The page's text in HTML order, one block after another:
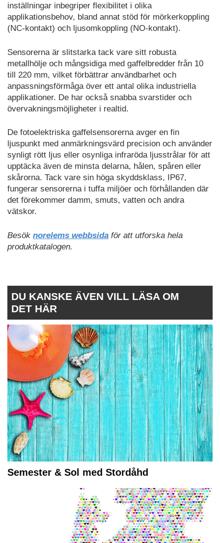
inställningar inbegriper flexibilitet i olika
applikationsbehov, bland annat stöd för mörkerkoppling
(NC-kontakt) och ljusomkoppling (NO-kontakt).
Sensorerna är slitstarka tack vare sitt robusta
metallhölje och mångsidiga med gaffelbredder från 10
till 220 mm, vilket förbättrar användbarhet och
anpassningsförmåga över ett antal olika industriella
applikationer. De har också snabba svarstider och
övervakningsmöjligheter i realtid.
De fotoelektriska gaffelsensorerna avger en fin
ljuspunkt med anmärkningsvärd precision och använder
synligt rött ljus eller osynliga infraröda ljusstrålar för att
upptäcka även de minsta delarna, hålen, spåren eller
skårorna. Tack vare sin höga skyddsklass, IP67,
fungerar sensorerna i tuffa miljöer och förhållanden där
det förekommer damm, smuts, vatten och andra
vätskor.
Besök norelems webbsida för att utforska hela
produktkatalogen.
DU KANSKE ÄVEN VILL LÄSA OM
DET HÄR
Semester & Sol med Stordåhd